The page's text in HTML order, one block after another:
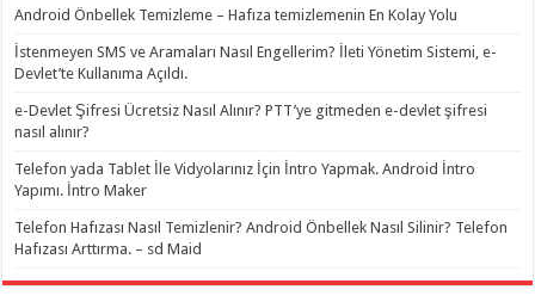
Android Önbellek Temizleme – Hafıza temizlemenin En Kolay Yolu
İstenmeyen SMS ve Aramaları Nasıl Engellerim? İleti Yönetim Sistemi, e-
Devlet’te Kullanıma Açıldı.
e-Devlet Şifresi Ücretsiz Nasıl Alınır? PTT’ye gitmeden e-devlet şifresi
nasıl alınır?
Telefon yada Tablet İle Vidyolarınız İçin İntro Yapmak. Android İntro
Yapımı. İntro Maker
Telefon Hafızası Nasıl Temizlenir? Android Önbellek Nasıl Silinir? Telefon
Hafızası Arttırma. – sd Maid